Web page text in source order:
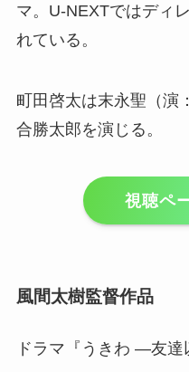
マ。U-NEXTではディ
れている。
町田啓太は末永聖（演
合勝太郎を演じる。
視聴ペ
風間太樹監督作品
ドラマ『うきわ ―友達